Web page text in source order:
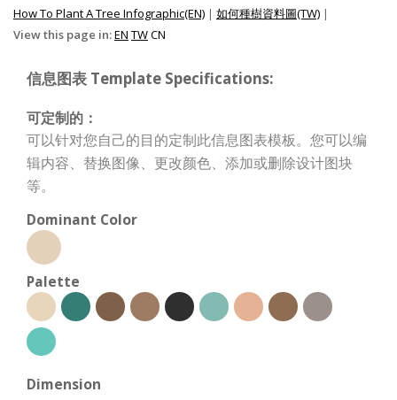
How To Plant A Tree Infographic(EN) | 如何種樹資料圖(TW) |
View this page in:EN TWCN
信息图表 Template Specifications:
可定制的：
可以针对您自己的目的定制此信息图表模板。您可以编
辑内容、替换图像、更改颜色、添加或删除设计图块
等。
Dominant Color
Palette
Dimension